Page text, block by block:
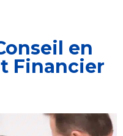
en
Financier